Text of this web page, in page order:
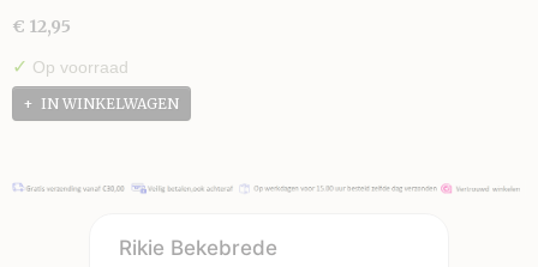
€ 12,95
✓ Op voorraad
IN WINKELWAGEN